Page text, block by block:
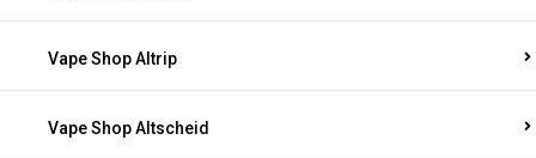
Vape Shop Altrip
Vape Shop Altscheid